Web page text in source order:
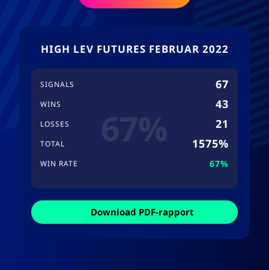
HIGH LEV FUTURES FEBRUAR 2022
SIGNALS 67
WINS 43
LOSSES 21
TOTAL 1575%
WIN RATE 67%
Download PDF-rapport